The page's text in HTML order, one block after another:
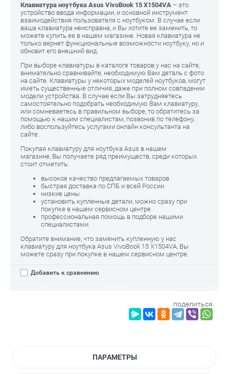
Клавиатура ноутбука Asus VivoBook 15 X1504VA – это
устройство ввода информации, и основной инструмент
взаимодействия пользователя с ноутбуком. В случае если
ваша клавиатура неисправна, и Вы хотите ее заменить, то
можете купить ее в нашем магазине. Новая клавиатура не
только вернет функциональные возможности ноутбуку, но и
обновит его внешний вид.
При выборе клавиатуры в каталоге товаров у нас на сайте,
внимательно сравнивайте, необходимую Вам деталь с фото
на сайте. Клавиатуры у некоторых моделей ноутбуков, могут
иметь существенные отличия, даже при полном совпадении
модели устройства. В случае если Вы затрудняетесь
самостоятельно подобрать необходимую Вам клавиатуру,
или сомневаетесь в правильном выборе, то обратитесь за
помощью к нашим специалистам, позвонив по телефону,
либо воспользуйтесь услугами онлайн консультанта на
сайте.
Покупая клавиатуру для ноутбука Asus в нашем
магазине, Вы получаете ряд преимуществ, среди которых
стоит отметить:
высокое качество предлагаемых товаров
быстрая доставка по СПБ и всей России
низкие цены
установить купленные детали, можно сразу при
покупке в нашем сервисном центре
профессиональная помощь в подборе нашими
специалистами
Обратите внимание, что заменить купленную у нас
клавиатуру для ноутбука Asus VivoBook 15 X1504VA, Вы
можете сразу при покупке в нашем сервисном центре.
Добавить к сравнению
поделиться
ПАРАМЕТРЫ